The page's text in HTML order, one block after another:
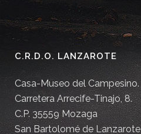
C.R.D.O. LANZAROTE
Casa-Museo del Campesino.
Carretera Arrecife-Tinajo, 8.
C.P. 35559 Mozaga
San Bartolomé de Lanzarote